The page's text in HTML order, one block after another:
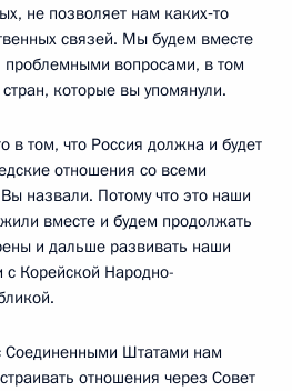
не позволяет нам каких‑то
связей. Мы будем вместе
вопросами, в том
которые вы упомянули.
в том, что Россия должна и будет
отношения со всеми
назвали. Потому что это наши
вместе и будем продолжать
и дальше развивать наши
Корейской Народно-
Соединенными Штатами нам
отношения через Совет